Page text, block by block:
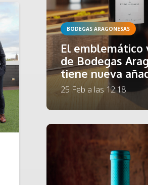
BODEGAS ARAGONESAS
El emblemático
de Bodegas
tiene nueva
25 Feb a las 12:18